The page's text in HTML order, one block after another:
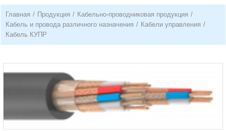
Главная / Продукция / Кабельно-проводниковая продукция /
Кабель и провода различного назначения / Кабели управления /
Кабель КУПР